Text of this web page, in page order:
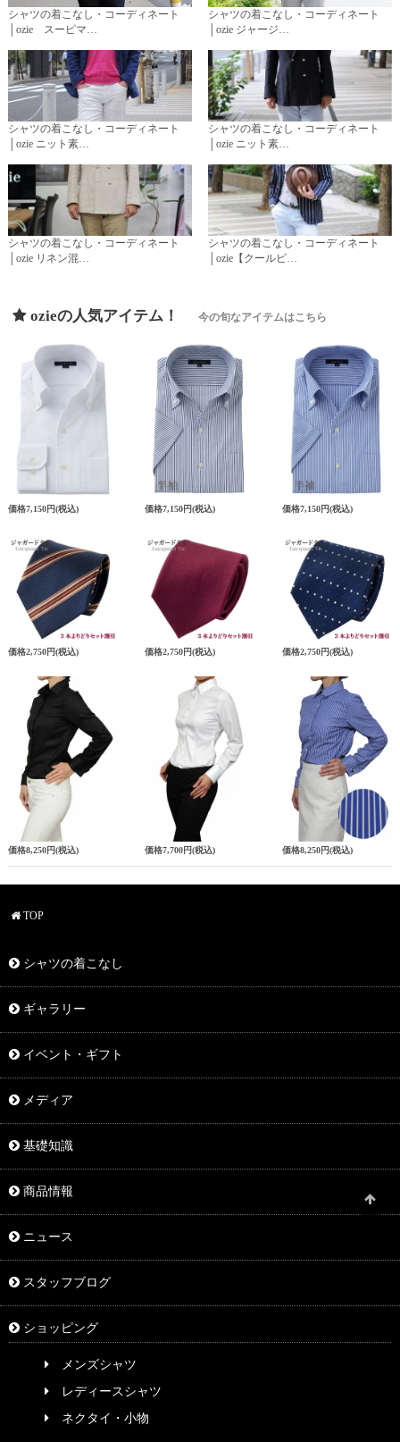
シャツの着こなし・コーディネート
│ozie スーピマ…
シャツの着こなし・コーディネート
│ozie ジャージ…
シャツの着こなし・コーディネート
│ozie ニット素…
シャツの着こなし・コーディネート
│ozie ニット素…
シャツの着こなし・コーディネート
│ozie リネン混…
シャツの着こなし・コーディネート
│ozie【クールビ…
ozieの人気アイテム！ 今の旬なアイテムはこちら
価格7,150円(税込) 価格7,150円(税込) 価格7,150円(税込)
価格2,750円(税込) 価格2,750円(税込) 価格2,750円(税込)
価格8,250円(税込) 価格7,700円(税込) 価格8,250円(税込)
TOP
シャツの着こなし
ギャラリー
イベント・ギフト
メディア
基礎知識
商品情報
ニュース
スタッフブログ
ショッピング
メンズシャツ
レディースシャツ
ネクタイ・小物